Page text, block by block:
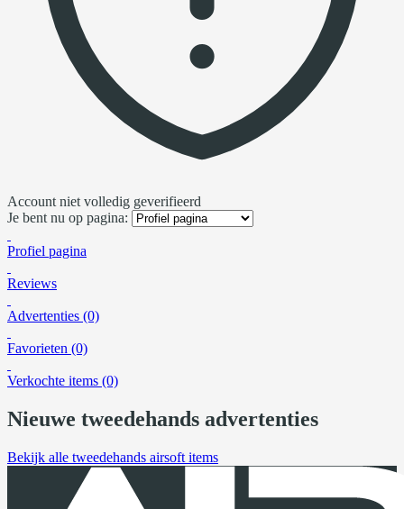
Account niet volledig geverifieerd
Je bent nu op pagina:
Profiel pagina
Reviews
Advertenties (0)
Favorieten (0)
Verkochte items (0)
Nieuwe tweedehands advertenties
Bekijk alle tweedehands airsoft items